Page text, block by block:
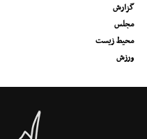
گزارش
مجلس
محیط زیست
ورزش